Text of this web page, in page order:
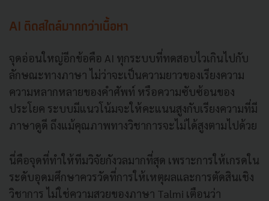
AI ติดสไตล์มากกว่าเนื้อหา
จุดอ่อนใหญ่อีกข้อคือ AI ทุกระบบที่ทดสอบไวเกินไปกับ
ลักษณะทางภาษา ไม่ว่าจะเป็นความยาวของเรียงความ
ความหลากหลายของคำศัพท์ หรือความซับซ้อนของ
ประโยค ระบบมีแนวโน้มจะให้คะแนนสูงกับเรียงความที่มี
ภาษาดูดี ถึงแม้คุณภาพทางวิชาการจะไม่ได้สูงตามไปด้วย
นี่คือจุดที่ทำให้ทีมวิจัยกังวลมากที่สุด เพราะการให้เกรดใน
ระดับอุดมศึกษาควรวัดที่การให้เหตุผลและการตัดสินเชิง
วิชาการ ไม่ใช่ความสวยของภาษา Talmi เตือนว่า